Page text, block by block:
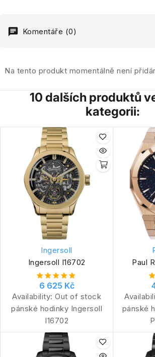
Komentáře (0)
Na tento produkt momentálně není
10 dalších produktů
kategorii:
Ingersoll
Ingersoll I16702
6 625 Kč
Availability: Out of stock
pánské hodinky Ingersoll
I16702
Paul
pánské